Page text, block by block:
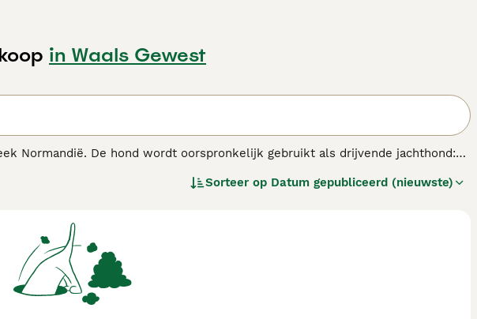
in Waals Gewest
Normandië. De hond wordt oorspronkelijk gebruikt als drijvende jachthond:
eenling, hetzij in een meute.
Sorteer op Datum gepubliceerd (nieuwste)